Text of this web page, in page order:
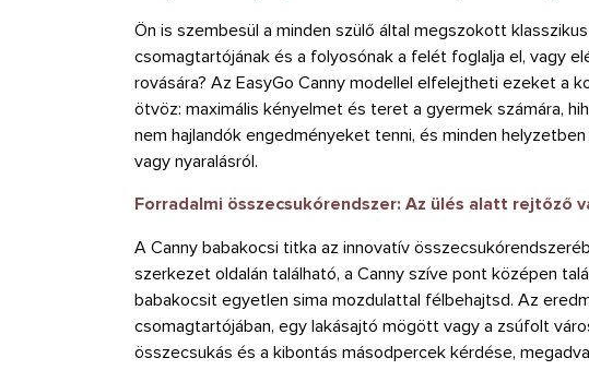
Ön is szembesül a minden szülő által megszokott
csomagtartójának és a folyosónak a felét foglalja el, vagy
rovására? Az EasyGo Canny modellel elfelejtheti ezeket a
ötvöz: maximális kényelmet és teret a gyermek számára,
nem hajlandók engedményeket tenni, és minden
vagy nyaralásról.
Forradalmi összecsukórendszer: Az ülés alatt rejtőző
A Canny babakocsi titka az innovatív
szerkezet oldalán található, a Canny szíve pont középen
babakocsit egyetlen sima mozdulattal félbehajtsd. Az
csomagtartójában, egy lakásajtó mögött vagy a zsúfolt
összecsukás és a kibontás másodpercek kérdése,